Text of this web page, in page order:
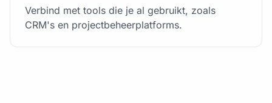
Verbind met tools die je al gebruikt, zoals
CRM's en projectbeheerplatforms.